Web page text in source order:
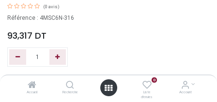
Accueil Recherche
0
Liste
d'envies
Account
(0 avis)
Référence : 4MSC6N-316
93,317 DT
Ajouter au panier